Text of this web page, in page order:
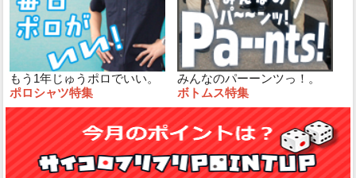
もう1年じゅうポロでいい。
ポロシャツ特集
みんなのパーーンツっ！。
ボトムス特集